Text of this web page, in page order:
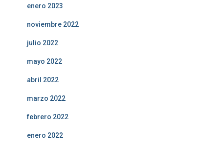
enero 2023
noviembre 2022
julio 2022
mayo 2022
abril 2022
marzo 2022
febrero 2022
enero 2022